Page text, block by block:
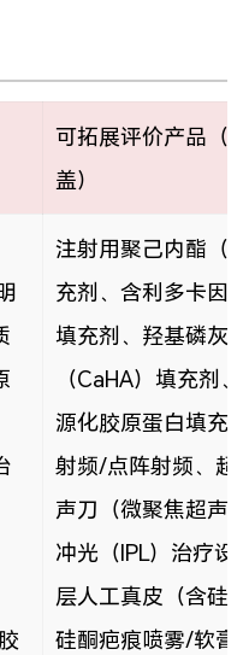
可拓展评价产品（
盖）
注射用聚己内酯（
充剂、含利多卡因
填充剂、羟基磷灰石
（CaHA）填充剂
源化胶原蛋白填充
射频/点阵射频、超
声刀（微聚焦超声
冲光（IPL）治疗设
层人工真皮（含硅
硅酮疤痕喷雾/软膏